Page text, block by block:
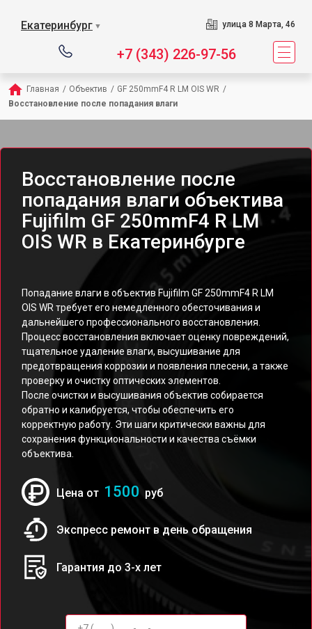
Екатеринбург ▼ улица 8 Марта, 46
+7 (343) 226-97-56
Главная / Объектив / GF 250mmF4 R LM OIS WR /
Восстановление после попадания влаги
Восстановление после
попадания влаги объектива
Fujifilm GF 250mmF4 R LM
OIS WR в Екатеринбурге
Попадание влаги в объектив Fujifilm GF 250mmF4 R LM
OIS WR требует его немедленного обесточивания и
дальнейшего профессионального восстановления.
Процесс восстановления включает оценку повреждений,
тщательное удаление влаги, высушивание для
предотвращения коррозии и появления плесени, а также
проверку и очистку оптических элементов.
После очистки и высушивания объектив собирается
обратно и калибруется, чтобы обеспечить его
корректную работу. Эти шаги критически важны для
сохранения функциональности и качества съёмки
объектива.
Цена от 1500 руб
Экспресс ремонт в день обращения
Гарантия до 3-х лет